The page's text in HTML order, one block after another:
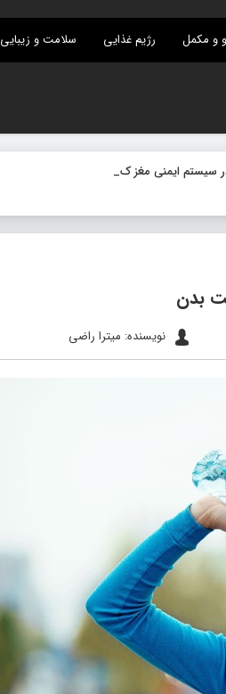
و مکمل رژیم غذایی سلامت و زیبایی
بدن
نویسنده: میترا راضی